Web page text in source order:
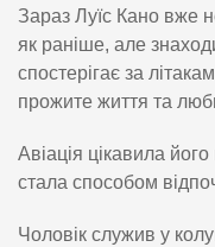
Зараз Луїс Кано вже
як раніше, але
спостерігає за
прожите життя та
Авіація цікавила
стала способом
Чоловік служив у